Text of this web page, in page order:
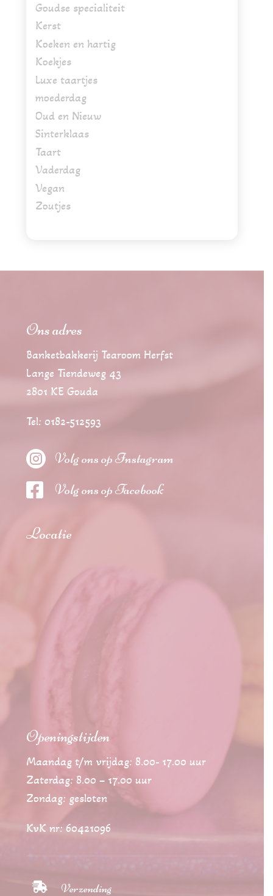
Goudse specialiteit
Kerst
Koeken en hartig
Koekjes
Luxe taartjes
moederdag
Oud en Nieuw
Sinterklaas
Taart
Vaderdag
Vegan
Zoutjes
Ons adres
Banketbakkerij Tearoom Herfst
Lange Tiendeweg 43
2801 KE Gouda
Tel: 0182-512593
 Volg ons op Instagram
 Volg ons op Facebook
Locatie
Openingstijden
Maandag t/m vrijdag: 8.00- 17.00 uur
Zaterdag: 8.00 – 17.00 uur
Zondag: gesloten
KvK nr: 60421096
 Verzending